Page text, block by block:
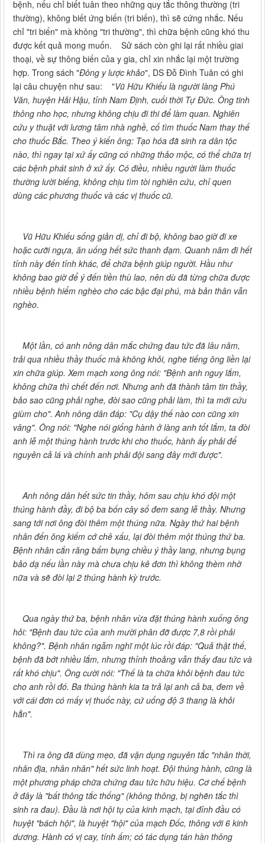
bệnh, nếu chỉ biết tuân theo những quy tắc thông thường (tri
thường), không biết ứng biến (tri biến), thì sẽ cứng nhắc. Nếu
chỉ "tri biến" mà không "tri thường", thì chữa bệnh cũng khó thu
được kết quả mong muốn. Sử sách còn ghi lại rất nhiều giai
thoại, về sự thông biến của y gia, chỉ xin nhắc lại một trường
hợp. Trong sách "Đông y lược khảo", DS Đỗ Đình Tuân có ghi
lại câu chuyện như sau: "Vũ Hữu Khiếu là người làng Phú
Văn, huyện Hải Hậu, tỉnh Nam Định, cuối thời Tự Đức. Ông tinh
thông nho học, nhưng không chịu đi thi để làm quan. Nghiên
cứu y thuật với lương tâm nhà nghề, cố tìm thuốc Nam thay thế
cho thuốc Bắc. Theo ý kiến ông: Tạo hóa đã sinh ra dân tộc
nào, thì ngay tại xứ ấy cũng có những thảo mộc, có thể chữa trị
các bệnh phát sinh ở xứ ấy. Có điều, nhiều người làm thuốc
thường lười biếng, không chịu tìm tòi nghiên cứu, chỉ quen
dùng các phương thuốc và các vị thuốc cũ.
Vũ Hữu Khiếu sống giản dị, chỉ đi bộ, không bao giờ đi xe
hoặc cưỡi ngựa, ăn uống hết sức thanh đạm. Quanh năm đi hết
tỉnh này đến tỉnh khác, để chữa bệnh giúp người. Hầu như
không bao giờ để ý đến tiền thù lao, nên dù đã từng chữa được
nhiều bệnh hiểm nghèo cho các bậc đại phú, mà bản thân vẫn
nghèo.
Một lần, có anh nông dân mắc chứng đau tức đã lâu năm,
trải qua nhiều thầy thuốc mà không khỏi, nghe tiếng ông liền lại
xin chữa giúp. Xem mạch xong ông nói: "Bệnh anh nguy lắm,
không chữa thì chết đến nơi. Nhưng anh đã thành tâm tin thầy,
bảo sao cũng phải nghe, đòi sao cũng phải làm, thì ta mới cứu
giùm cho". Anh nông dân đáp: "Cụ dậy thế nào con cũng xin
vâng". Ông nói: "Nghe nói giống hành ở làng anh tốt lắm, ta đòi
anh lễ một thúng hành trước khi cho thuốc, hành ấy phải để
nguyên cả lá và chính anh phải đội sang đây mới được".
Anh nông dân hết sức tin thầy, hôm sau chịu khó đội một
thúng hành đầy, đi bộ ba bốn cây số đem sang lễ thầy. Nhưng
sang tới nơi ông đòi thêm một thúng nữa. Ngày thứ hai bệnh
nhân đến ông kiếm cớ chê xấu, lại đòi thêm một thúng thứ ba.
Bệnh nhân cắn răng bấm bụng chiều ý thầy lang, nhưng bụng
bảo dạ nếu lần này mà chưa chịu kê đơn thì không thèm nhờ
nữa và sẽ đòi lại 2 thúng hành kỳ trước.
Qua ngày thứ ba, bệnh nhân vừa đặt thúng hành xuống ông
hỏi: "Bệnh đau tức của anh mười phân đỡ được 7,8 rồi phải
không?". Bệnh nhân ngẫm nghĩ một lúc rồi đáp: "Quả thật thế,
bệnh đã bớt nhiều lắm, nhưng thỉnh thoảng vẫn thấy đau tức và
rất khó chịu". Ông cười nói: "Thế là ta chữa khỏi bệnh đau tức
cho anh rồi đó. Ba thúng hành kia ta trả lại anh cả ba, đem về
với cái đơn có mấy vị thuốc này, cứ uống độ 3 thang là khỏi
hẳn".
Thì ra ông đã dùng mẹo, đã vận dụng nguyên tắc "nhân thời,
nhân địa, nhân nhân" hết sức linh hoạt. Đội thúng hành, cũng là
một phương pháp chữa chứng đau tức hữu hiệu. Cơ chế bệnh
ở đây là "bất thông tắc thống" (không thông, bị nghẽn tắc thì
sinh ra đau). Đầu là nơi hội tụ của kinh mạch, tại đỉnh đầu có
huyệt "bách hội", là huyệt "hội" của mạch Đốc, thông với 6 kinh
dương. Hành có vị cay, tính ấm; có tác dụng tán hàn thông